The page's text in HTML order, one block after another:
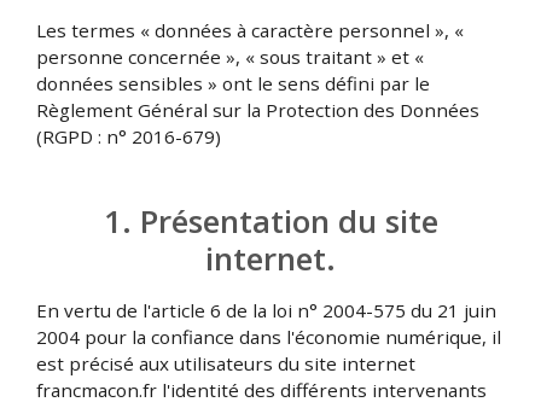
Les termes « données à caractère personnel », «
personne concernée », « sous traitant » et «
données sensibles » ont le sens défini par le
Règlement Général sur la Protection des Données
(RGPD : n° 2016-679)
1. Présentation du site
internet.
En vertu de l'article 6 de la loi n° 2004-575 du 21 juin
2004 pour la confiance dans l'économie numérique, il
est précisé aux utilisateurs du site internet
francmacon.fr l'identité des différents intervenants